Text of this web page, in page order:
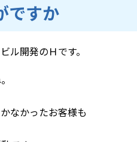
ですか
開発のＨです。
なかったお客様も